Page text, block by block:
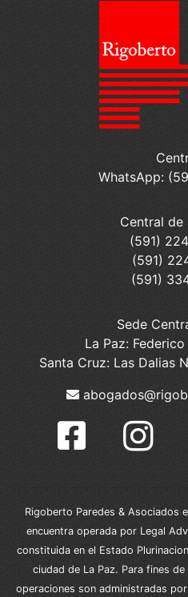
WhatsApp:
Central de
(591)
(591)
(591)
Sede
La Paz:
Santa Cruz: Las Dalias
Rigoberto Paredes & Asociados
encuentra operada por Legal
constituida en el Estado
ciudad de La Paz. Para fines
operaciones son administradas